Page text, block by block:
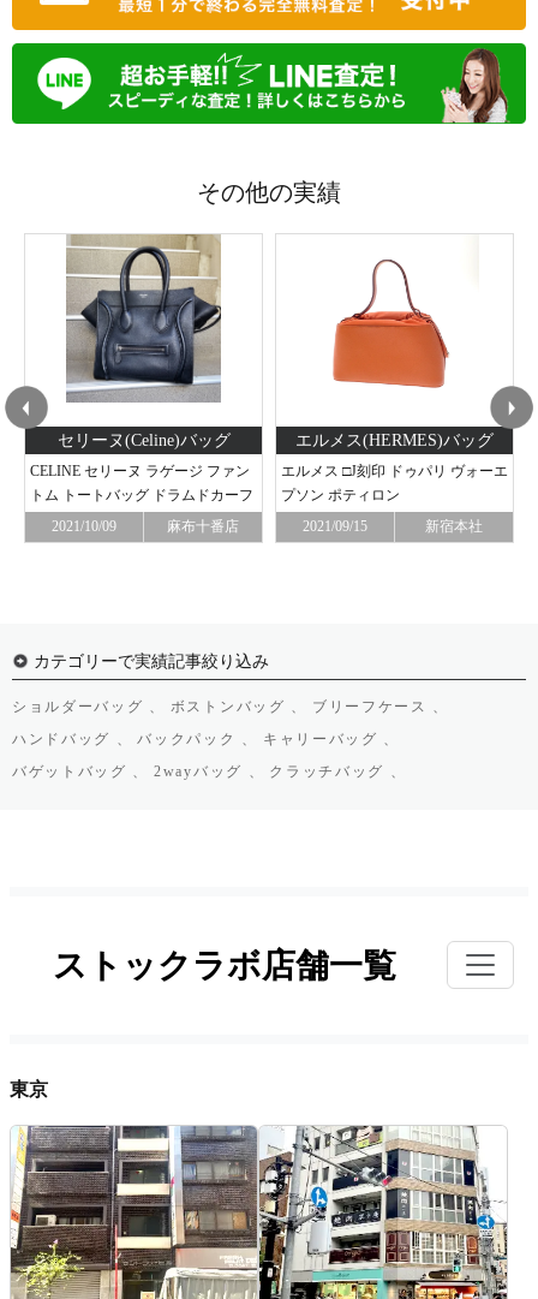
その他の実績
セリーヌ(Celine)バッグ
CELINE セリーヌ ラゲージ ファン
トム トートバッグ ドラムドカーフ
スキン 黒
2021/10/09 麻布十番店
エルメス(HERMES)バッグ
エルメス □J刻印 ドゥパリ ヴォーエ
プソン ポティロン
2021/09/15
新宿本社
カテゴリーで実績記事絞り込み
ショルダーバッグ 、 ボストンバッグ 、
ブリーフケース 、
ハンドバッグ 、
バックパック 、
キャリーバッグ 、
バゲットバッグ 、
2wayバッグ 、 クラッチバッグ 、
ストックラボ店舗一覧
東京